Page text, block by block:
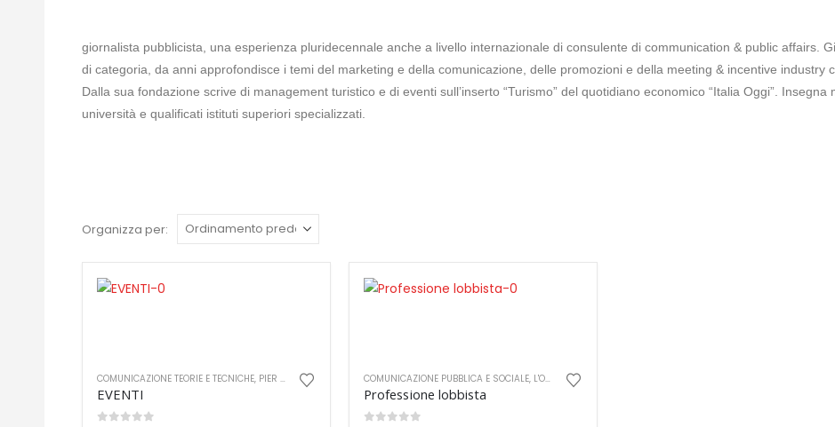
giornalista pubblicista, una esperienza pluridecennale anche a livello internazionale di consulente di communication & public affairs.
di categoria, da anni approfondisce i temi del marketing e della comunicazione, delle promozioni e della meeting & incentive industry
Dalla sua fondazione scrive di management turistico e di eventi sull’inserto “Turismo” del quotidiano economico “Italia Oggi”.
università e qualificati istituti superiori specializzati.
Organizza per:
COMUNICAZIONE TEORIE E TECNICHE, PIER GIORGIO COZZI
EVENTI
COMUNICAZIONE PUBBLICA E SOCIALE, L'OUTLET ,PIER GIORGIO COZZI
Professione lobbista